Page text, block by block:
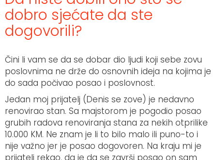
dobro sjećate da ste
dogovorili?
Čini li vam se da se dobar dio ljudi koji sebe zovu
poslovnima ne drže do osnovnih ideja na kojima je
do sada počivao posao i poslovnost.
Jedan moj prijatelj (Denis se zove) je nedavno
renovirao stan. Sa majstorom je pogodio posao
grubih radova renoviranja stana za nekih otprilike
10.000 KM. Ne znam je li to bilo malo ili puno-to i
nije važno jer je posao dogovoren. Na kraju mi je
prijatelj rekao, da je da se završi posao on sam